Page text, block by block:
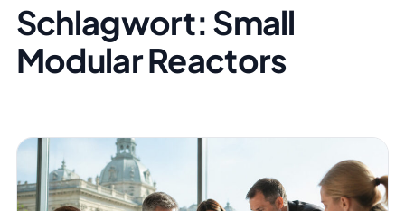
Schlagwort:Small
Modular Reactors